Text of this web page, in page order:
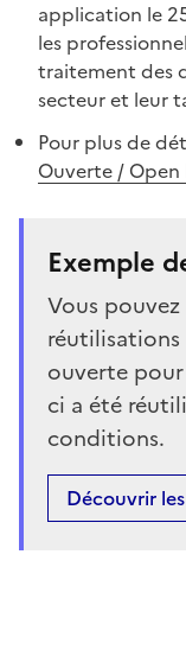
application le
les
traitement des
secteur et leur
Pour plus de
Ouverte / Open
Exemple
Vous
ouverte
ci a été
conditions.
Découvrir
Ouvre une